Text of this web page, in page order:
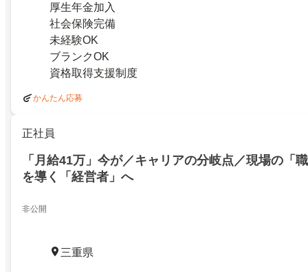
厚生年金加入
社会保険完備
未経験OK
ブランクOK
資格取得支援制度
かんたん応募
正社員
「月給41万」今が／キャリアの分岐点／現場の「
を導く「経営者」へ
非公開
三重県